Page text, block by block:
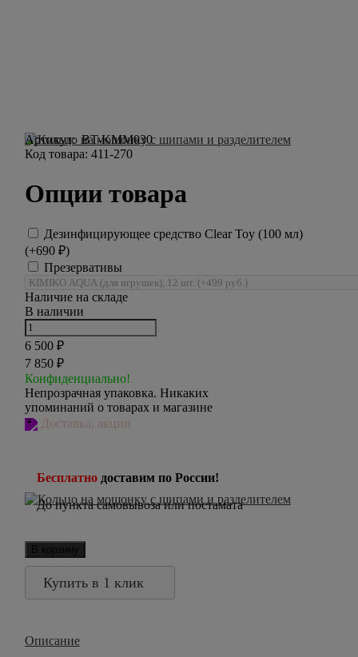
Артикул: BT-KMM030
Код товара: 411-270
Опции товара
Дезинфицирующее средство Clear Toy (100 мл)
(+690 ₽)
Презервативы
Наличие на складе
В наличии
6 500 ₽
7 850 ₽
Конфиденциально!
Непрозрачная упаковка. Никаких
упоминаний о товарах и магазине
Доставка, акции
Бесплатно доставим по России!
До пункта самовывоза или постамата
В корзину
Купить в 1 клик
Описание